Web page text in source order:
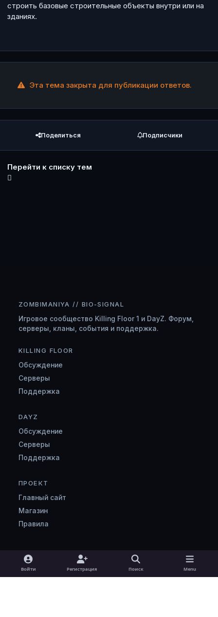
строить базовые строительные объекты внутри или на
зданиях.
Эта тема закрыта для публикации ответов.
Поделиться Подписчики
Перейти к списку тем
ZOMBIMANIYA // BIO-SIGNAL
Игровое сообщество Killing Floor 1 и DayZ. Форум,
серверы, кланы, события и поддержка.
KILLING FLOOR
Обсуждение
Серверы
Поддержка
DAYZ
Обсуждение
Серверы
Поддержка
ПРОЕКТ
Главный сайт
Магазин
Правила
Light ModeDark ModeSystem Preference
v
k
Войти Регистрация Поиск Menu